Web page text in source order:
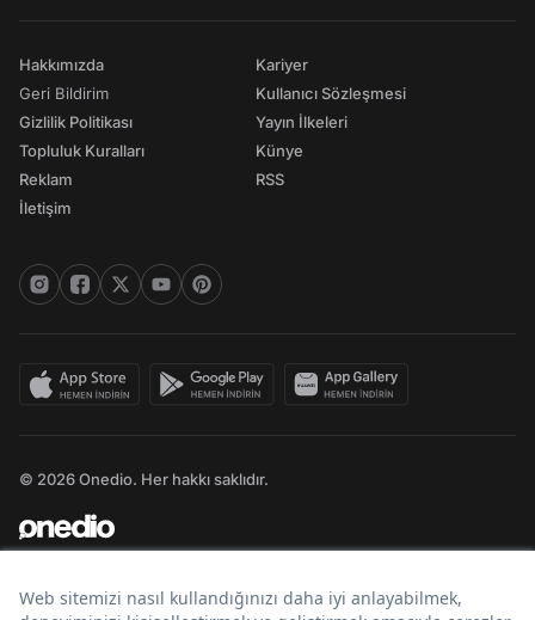
Hakkımızda
Geri Bildirim
Gizlilik Politikası
Topluluk Kuralları
Reklam
İletişim
Kariyer
Kullanıcı Sözleşmesi
Yayın İlkeleri
Künye
RSS
© 2026 Onedio. Her hakkı saklıdır.
Bir markasıdır.